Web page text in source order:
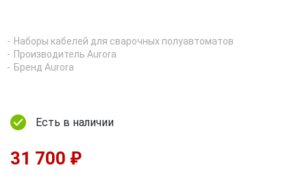
Наборы кабелей для сварочных полуавтоматов
Производитель Aurora
Бренд Aurora
Есть в наличии
31 700 ₽